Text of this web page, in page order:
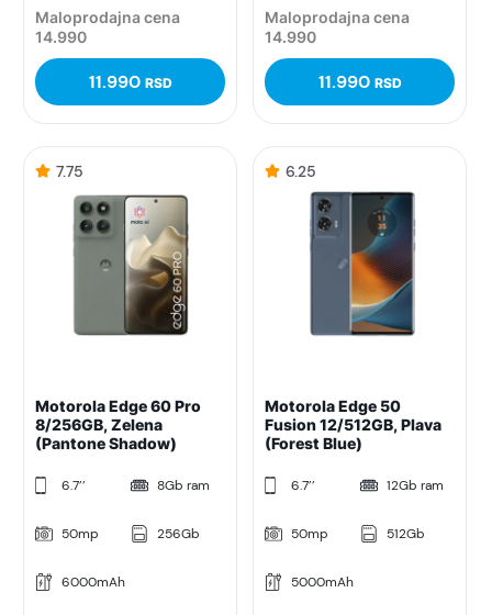
Maloprodajna cena
14.990
11.990 RSD
Maloprodajna cena
14.990
11.990 RSD
7.75
Motorola Edge 60 Pro
8/256GB, Zelena
(Pantone Shadow)
6.7’’ 8Gb ram
50mp 256Gb
6000mAh
6.25
Motorola Edge 50
Fusion 12/512GB, Plava
(Forest Blue)
6.7’’ 12Gb ram
50mp 512Gb
5000mAh